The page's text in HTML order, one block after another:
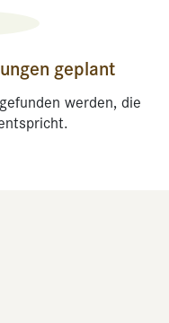
geplant
werden, die